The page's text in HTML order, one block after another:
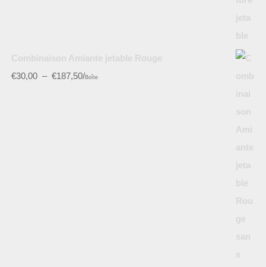
Combinaison Amiante jetable Rouge
€30,00 – €187,50/Boîte